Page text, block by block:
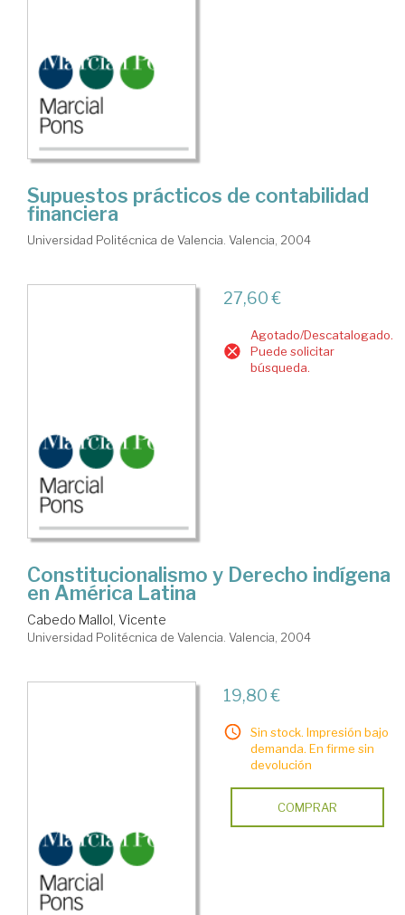
Supuestos prácticos de contabilidad
financiera
Universidad Politécnica de Valencia. Valencia, 2004
27,60 €
Agotado/Descatalogado.
Puede solicitar
búsqueda.
Constitucionalismo y Derecho indígena
en América Latina
Cabedo Mallol, Vicente
Universidad Politécnica de Valencia. Valencia, 2004
19,80 €
Sin stock. Impresión bajo
demanda. En firme sin
devolución
COMPRAR